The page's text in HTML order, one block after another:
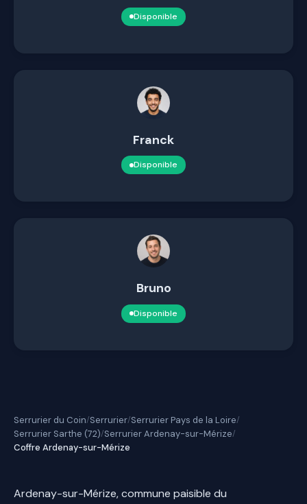
Disponible
Franck
Disponible
Bruno
Disponible
Serrurier du Coin/Serrurier/Serrurier Pays de la Loire/
Serrurier Sarthe (72)/Serrurier Ardenay-sur-Mérize/
Coffre Ardenay-sur-Mérize
Ardenay-sur-Mérize, commune paisible du